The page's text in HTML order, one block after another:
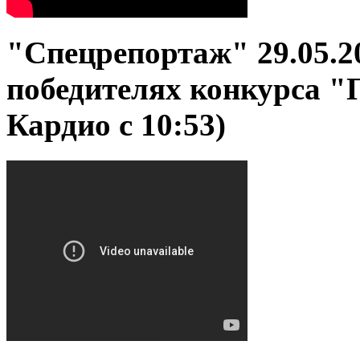
"Спецрепортаж"
победителях
Кардио с 10:53)